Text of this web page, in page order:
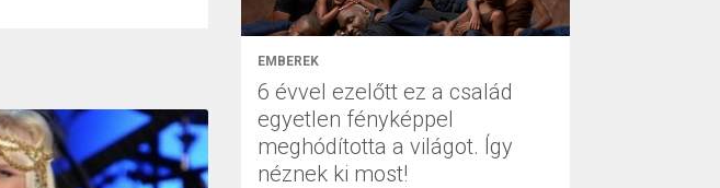
EMBEREK
6 évvel ezelőtt ez a család
egyetlen fényképpel
meghódította a világot. Így
néznek ki most!